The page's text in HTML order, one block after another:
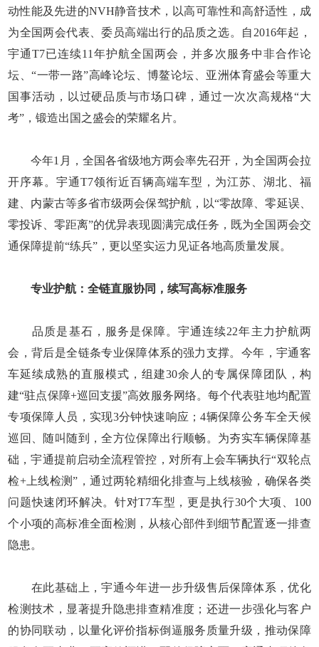
动性能及先进的NVH静音技术，以高可靠性和高舒适性，成
为全国两会代表、委员高端出行的品质之选。自2016年起，
宇通T7已连续11年护航全国两会，并多次服务中非合作论
坛、“一带一路”高峰论坛、博鳌论坛、亚洲体育盛会等重大
国事活动，以过硬品质与市场口碑，通过一次次高规格“大
考”，锻造出国之盛会的荣耀名片。
今年1月，全国各省级地方两会率先召开，为全国两会拉
开序幕。宇通T7领衔近百辆高端车型，为江苏、湖北、福
建、内蒙古等多省市级两会保驾护航，以“零故障、零延误、
零投诉、零距离”的优异表现圆满完成任务，既为全国两会交
通保障提前“练兵”，更以坚实运力见证各地高质量发展。
专业护航：全链直服协同，续写高标准服务
品质是基石，服务是保障。宇通连续22年主力护航两
会，背后是全链条专业保障体系的强力支撑。今年，宇通客
车延续成熟的直服模式，组建30余人的专属保障团队，构
建“驻点保障+巡回支援”高效服务网络。每个代表驻地均配置
专项保障人员，实现3分钟快速响应；4辆保障公务车全天候
巡回、随叫随到，全方位保障出行顺畅。为夯实车辆保障基
础，宇通提前启动全流程管控，对所有上会车辆执行“双轮点
检+上线检测”，通过两轮精细化排查与上线核验，确保各类
问题快速闭环解决。针对T7车型，更是执行30个大项、100
个小项的高标准全面检测，从核心部件到细节配置逐一排查
隐患。
在此基础上，宇通今年进一步升级售后保障体系，优化
检测技术，显著提升隐患排查精准度；还进一步强化与客户
的协同联动，以量化评价指标倒逼服务质量升级，推动保障